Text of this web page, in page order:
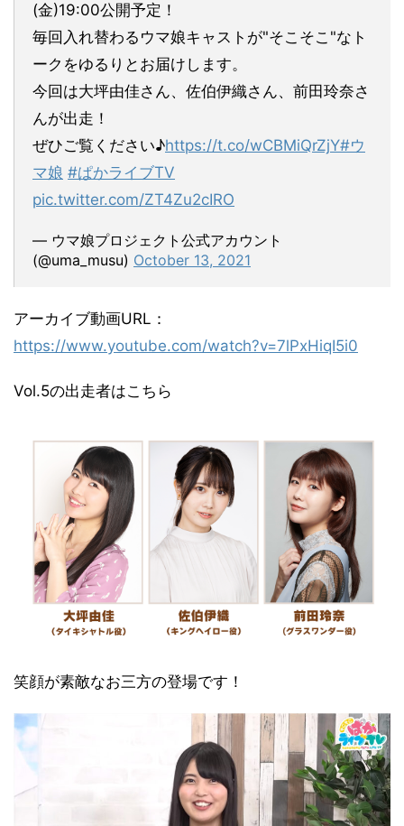
(金)19:00公開予定！
毎回入れ替わるウマ娘キャストが"そこそこ"なト
ークをゆるりとお届けします。
今回は大坪由佳さん、佐伯伊織さん、前田玲奈さ
んが出走！
ぜひご覧ください♪https://t.co/wCBMiQrZjY#ウ
マ娘 #ぱかライブTV
pic.twitter.com/ZT4Zu2cIRO
— ウマ娘プロジェクト公式アカウント
(@uma_musu) October 13, 2021
アーカイブ動画URL：
https://www.youtube.com/watch?v=7lPxHiqI5i0
Vol.5の出走者はこちら
笑顔が素敵なお三方の登場です！